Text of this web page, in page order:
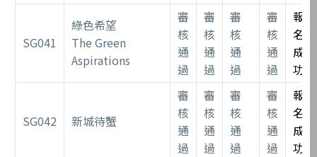
SG041
綠色希望
The Green
Aspirations
審
核
通
過
審
核
通
過
審
核
通
過
審
核
通
過
報
名
成
功
SG042 新城待蟹
審
核
通
過
審
核
通
過
審
核
通
過
審
核
通
過
報
名
成
功